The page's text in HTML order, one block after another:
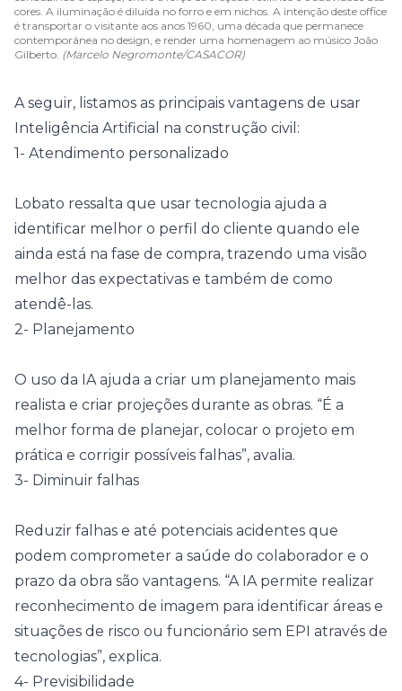
cores. A iluminação é diluída no forro e em nichos. A intenção deste office
é transportar o visitante aos anos 1960, uma década que permanece
contemporânea no design, e render uma homenagem ao músico João
Gilberto. (Marcelo Negromonte/CASACOR)
A seguir, listamos as principais vantagens de usar
Inteligência Artificial na construção civil:
1- Atendimento personalizado
Lobato ressalta que usar tecnologia ajuda a
identificar melhor o perfil do cliente quando ele
ainda está na fase de compra, trazendo uma visão
melhor das expectativas e também de como
atendê-las.
2- Planejamento
O uso da IA ajuda a criar um planejamento mais
realista e criar projeções durante as obras. “É a
melhor forma de planejar, colocar o projeto em
prática e corrigir possíveis falhas”, avalia.
3- Diminuir falhas
Reduzir falhas e até potenciais acidentes que
podem comprometer a saúde do colaborador e o
prazo da obra são vantagens. “A IA permite realizar
reconhecimento de imagem para identificar áreas e
situações de risco ou funcionário sem EPI através de
tecnologias”, explica.
4- Previsibilidade